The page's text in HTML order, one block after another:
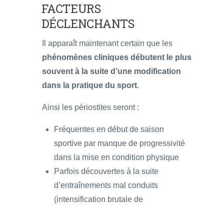
FACTEURS
DÉCLENCHANTS
Il apparaît maintenant certain que les
phénomènes cliniques débutent le plus
souvent à la suite d’une modification
dans la pratique du sport.
Ainsi les périostites seront :
Fréquentes en début de saison
sportive par manque de progressivité
dans la mise en condition physique
Parfois découvertes à la suite
d’entraînements mal conduits
(intensification brutale de